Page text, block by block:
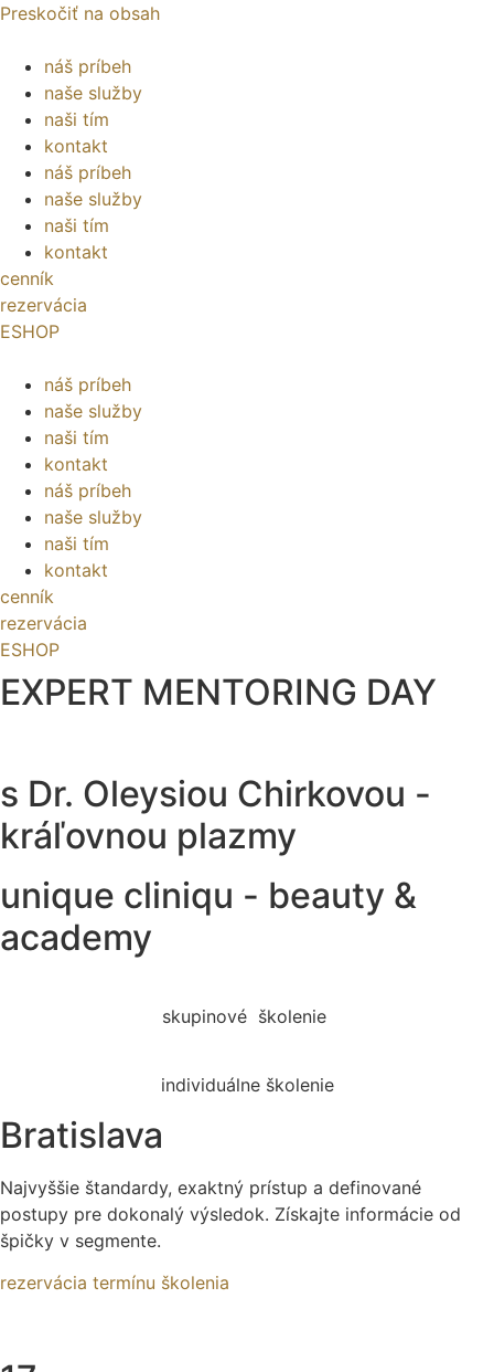
Preskočiť na obsah
náš príbeh
naše služby
naši tím
kontakt
náš príbeh
naše služby
naši tím
kontakt
cenník
rezervácia
ESHOP
náš príbeh
naše služby
naši tím
kontakt
náš príbeh
naše služby
naši tím
kontakt
cenník
rezervácia
ESHOP
EXPERT MENTORING DAY
s Dr. Oleysiou Chirkovou -
kráľovnou plazmy
unique cliniqu - beauty &
academy
skupinové školenie
individuálne školenie
Bratislava
Najvyššie štandardy, exaktný prístup a definované
postupy pre dokonalý výsledok. Získajte informácie od
špičky v segmente.
rezervácia termínu školenia